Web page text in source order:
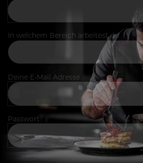
In welchem Bereich arbeitest du
Deine E-Mail Adresse
Passwort